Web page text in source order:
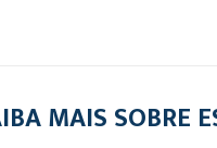
MAIS SOBRE